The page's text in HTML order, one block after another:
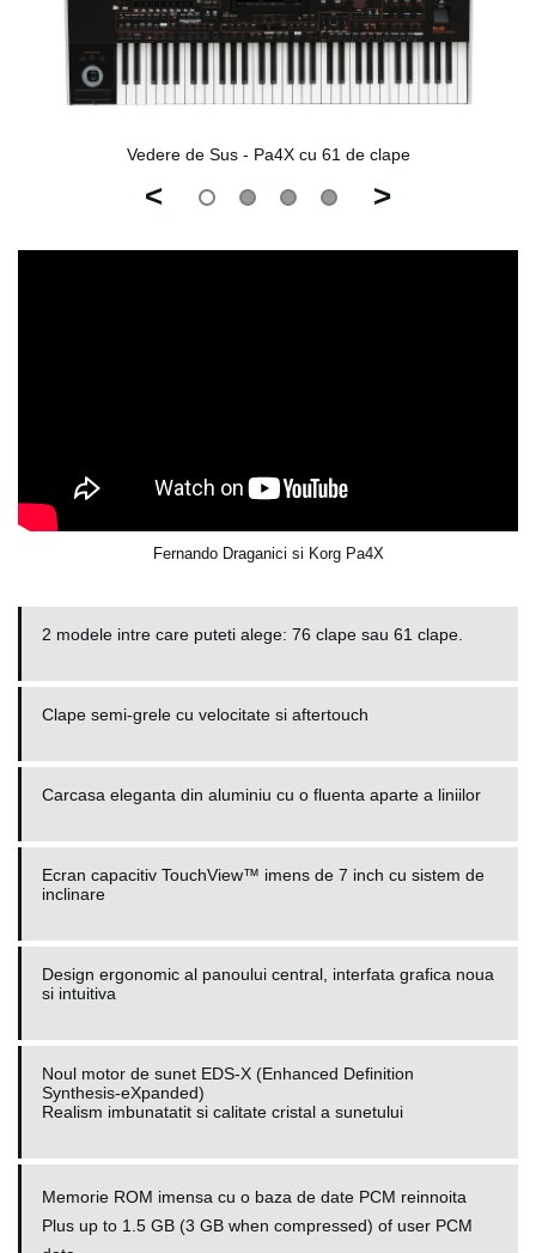
Vedere de Sus - Pa4X cu 61 de clape
< >
Fernando Draganici si Korg Pa4X
2 modele intre care puteti alege: 76 clape sau 61 clape.
Clape semi-grele cu velocitate si aftertouch
Carcasa eleganta din aluminiu cu o fluenta aparte a liniilor
Ecran capacitiv TouchView™ imens de 7 inch cu sistem de
inclinare
Design ergonomic al panoului central, interfata grafica noua
si intuitiva
Noul motor de sunet EDS-X (Enhanced Definition
Synthesis-eXpanded)
Realism imbunatatit si calitate cristal a sunetului
Memorie ROM imensa cu o baza de date PCM reinnoita
Plus up to 1.5 GB (3 GB when compressed) of user PCM